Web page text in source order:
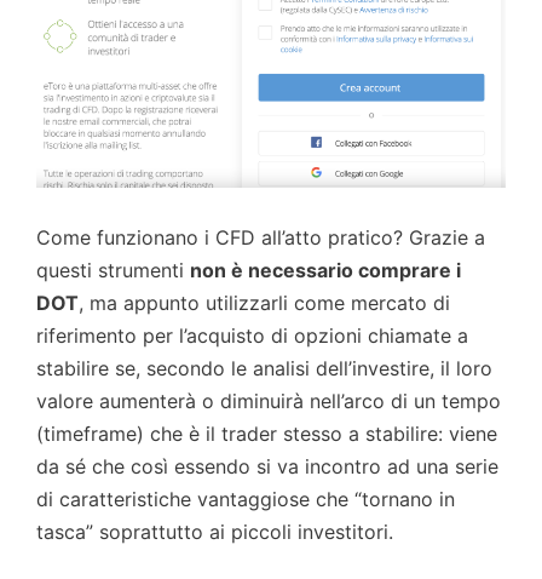
Come funzionano i CFD all’atto pratico? Grazie a
questi strumenti non è necessario comprare i
DOT, ma appunto utilizzarli come mercato di
riferimento per l’acquisto di opzioni chiamate a
stabilire se, secondo le analisi dell’investire, il loro
valore aumenterà o diminuirà nell’arco di un tempo
(timeframe) che è il trader stesso a stabilire: viene
da sé che così essendo si va incontro ad una serie
di caratteristiche vantaggiose che “tornano in
tasca” soprattutto ai piccoli investitori.